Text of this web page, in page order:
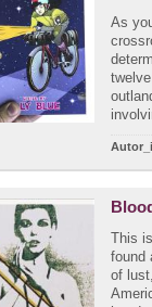
As
This
found
of